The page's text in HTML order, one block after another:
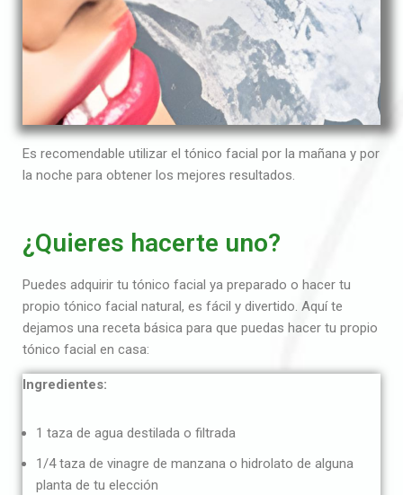
Es recomendable utilizar el tónico facial por la mañana y por
la noche para obtener los mejores resultados.
¿Quieres hacerte uno?
Puedes adquirir tu tónico facial ya preparado o hacer tu
propio tónico facial natural, es fácil y divertido. Aquí te
dejamos una receta básica para que puedas hacer tu propio
tónico facial en casa:
Ingredientes:
1 taza de agua destilada o filtrada
1/4 taza de vinagre de manzana o hidrolato de alguna
planta de tu elección